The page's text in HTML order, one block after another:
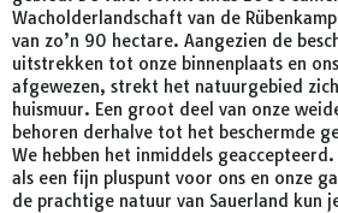
Wacholderlandschaft van de
van zo’n 90 hectare. Aangezien de
uitstrekken tot onze binnenplaats en
afgewezen, strekt het natuurgebied
huismuur. Een groot deel van onze
behoren derhalve tot het beschermde
We hebben het inmiddels geaccepteerd.
als een fijn pluspunt voor ons en onze
de prachtige natuur van Sauerland kun